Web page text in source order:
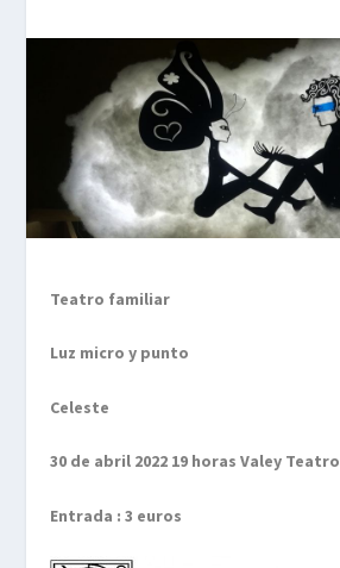
Teatro familiar
Luz micro y punto
Celeste
30 de abril 2022 19 horas Valey Teatro
Entrada : 3 euros